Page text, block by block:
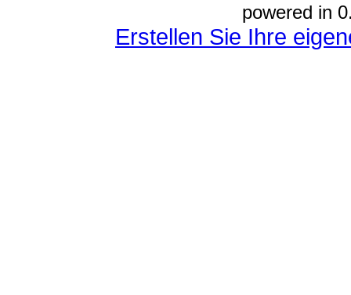
powered in
Erstellen Sie Ihre